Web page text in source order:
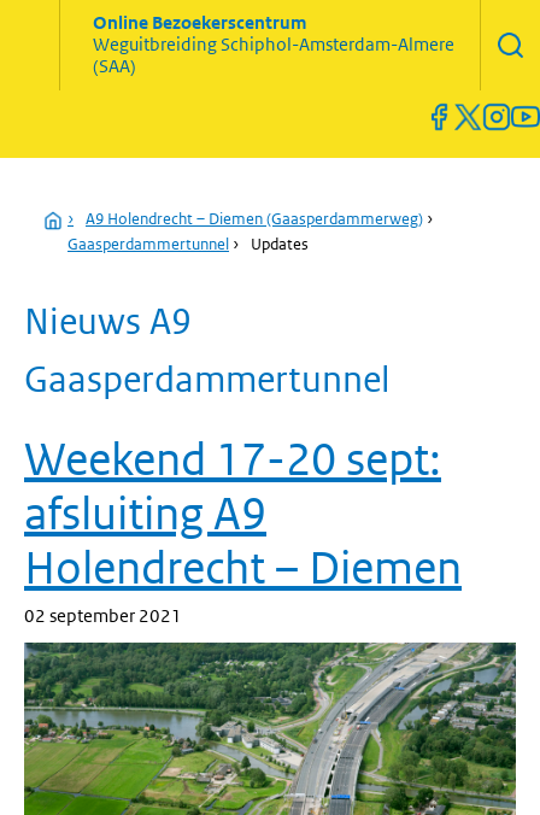
Online Bezoekerscentrum
WeguitbreidingSchiphol-Amsterdam-Almere
(SAA)
Home
› A9 Holendrecht – Diemen (Gaasperdammerweg) ›
Gaasperdammertunnel › Updates
Nieuws A9
Gaasperdammertunnel
Weekend 17-20 sept:
afsluiting A9
Holendrecht – Diemen
02 september 2021